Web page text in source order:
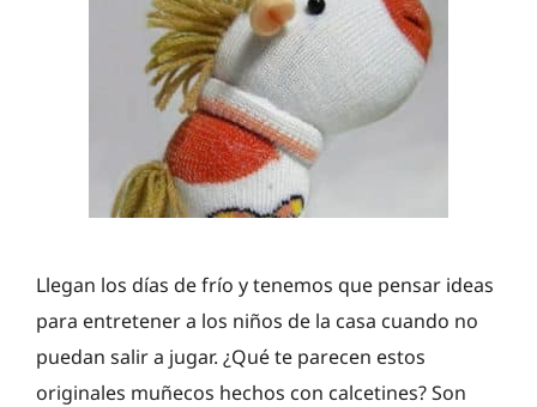
Llegan los días de frío y tenemos que pensar ideas
para entretener a los niños de la casa cuando no
puedan salir a jugar. ¿Qué te parecen estos
originales muñecos hechos con calcetines? Son